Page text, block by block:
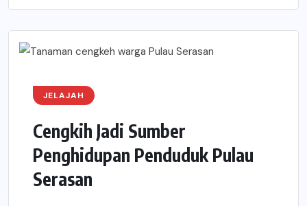
JELAJAH
Cengkih Jadi Sumber
Penghidupan Penduduk Pulau
Serasan